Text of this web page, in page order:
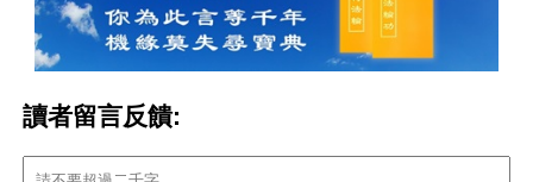
讀者留言反饋: